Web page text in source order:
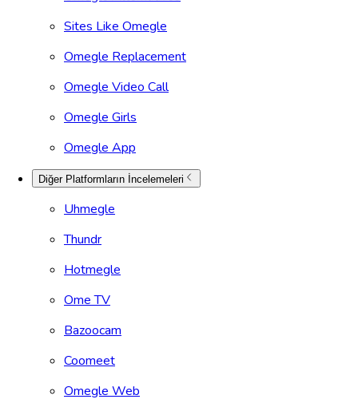
Sites Like Omegle
Omegle Replacement
Omegle Video Call
Omegle Girls
Omegle App
Diğer Platformların İncelemeleri
Uhmegle
Thundr
Hotmegle
Ome TV
Bazoocam
Coomeet
Omegle Web